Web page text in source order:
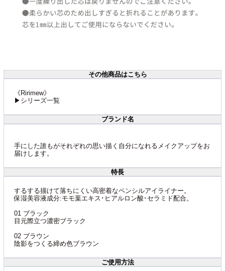
その他商品はこちら
《Ririmew》
▶シリーズ一覧
ブランド名
手にした誰もがそれぞれの思い描く自分になれるメイクアップをお
届けします。
特長
するする描けて落ちにくい高密着なペンシルアイライナー。
保湿美容液成分:モモ葉エキス･ヒアルロン酸･セラミド配合。
01 ブラック
目元際立つ濃密ブラック
02 ブラウン
陰影をつくる締め色ブラウン
ご使用方法